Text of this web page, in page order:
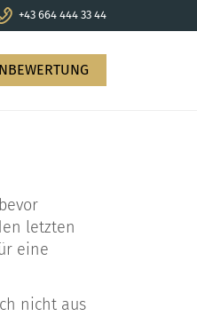
+43 664 444 33 44
letzten
eine
nicht aus